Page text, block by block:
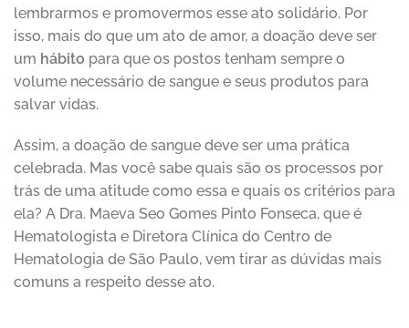
lembrarmos e promovermos esse ato solidário. Por
isso, mais do que um ato de amor, a doação deve ser
um hábito para que os postos tenham sempre o
volume necessário de sangue e seus produtos para
salvar vidas.
Assim, a doação de sangue deve ser uma prática
celebrada. Mas você sabe quais são os processos por
trás de uma atitude como essa e quais os critérios para
ela? A Dra. Maeva Seo Gomes Pinto Fonseca, que é
Hematologista e Diretora Clínica do Centro de
Hematologia de São Paulo, vem tirar as dúvidas mais
comuns a respeito desse ato.